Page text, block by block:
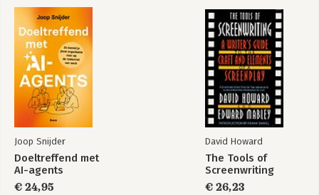
Joop Snijder
Doeltreffend met
AI-agents
€ 24,95
David Howard
The Tools of
Screenwriting
€ 26,23